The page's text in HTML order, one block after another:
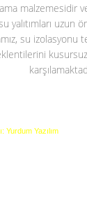
malzemesidir
yalıtımları uzun
su izolasyonu
Yurdum Yazılım